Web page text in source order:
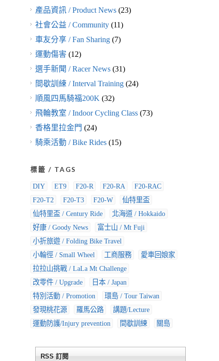
產品資訊 / Product News(23)
社會公益 / Community(11)
車友分享 / Fan Sharing(7)
運動傷害(12)
選手新聞 / Racer News(31)
間歇訓練 / Interval Training(24)
順風四馬騎福200K (32)
飛輪教室 / Indoor Cycling Class(73)
香格里拉金門 (24)
騎乘活動 / Bike Rides(15)
標籤 / TAGS
DIY ET9 F20-R F20-RA
F20-RAC
F20-T2
F20-T3 F20-W
仙特里盃
仙特里盃 / Century Ride
北海道 / Hokkaido
好康 / Goody News
富士山 / Mt Fuji
小折旅遊 / Folding Bike Travel
小輪徑 / Small Wheel
工商服務
愛車回娘家
拉拉山挑戰 / LaLa Mt Challenge
改零件 / Upgrade
日本 / Japan
特別活動 / Promotion
環島 / Tour Taiwan
發現桃花源
羅馬公路
講題/Lecture
運動防護/Injury prevention
間歇訓練 關島
RSS 訂閱